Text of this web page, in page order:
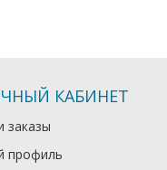
КАБИНЕТ
заказы
профиль